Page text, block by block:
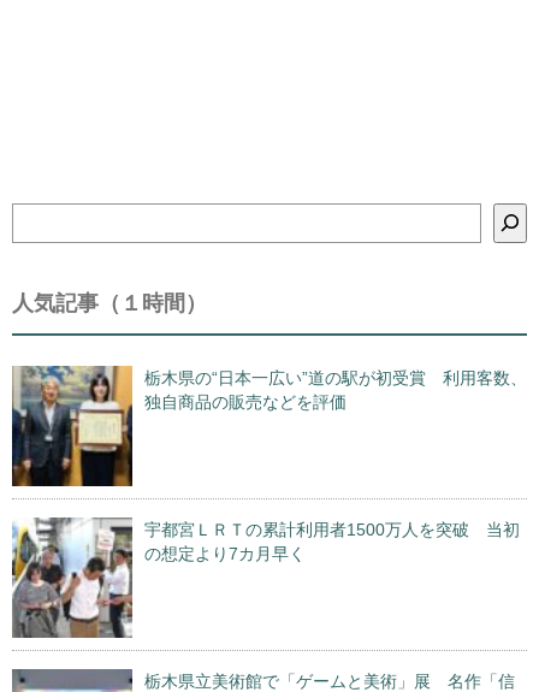
索
人気記事（１時間）
栃木県の“日本一広い”道の駅が初受賞 利用客数、
独自商品の販売などを評価
宇都宮ＬＲＴの累計利用者1500万人を突破 当初
の想定より7カ月早く
栃木県立美術館で「ゲームと美術」展 名作「信